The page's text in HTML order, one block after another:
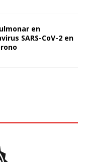
en
SARS-CoV-2 en